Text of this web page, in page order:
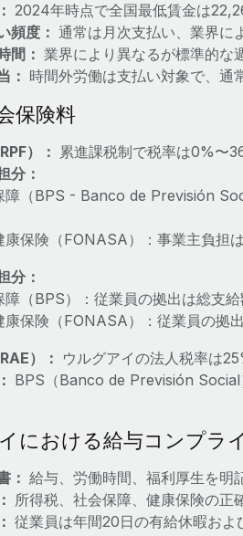
2024年時点で全国最低賃金は
頻度： 通常は月次支払い、業界に
間： 業界により異なるが標準的
： 時間外労働は支払い対象で、通
保険料
）：
累進課税制で税率は0%〜
分：
障（BPS - Banco de Previsión
康保険（FONASA）：事業主負担
分：
障（BPS）：従業員の拠出は総支給
康保険（FONASA）：従業員の拠
）： ウルグアイの法人税率は
BPS（Banco de Previsión
における給与コンプラ
： 給与、労働時間、福利厚生を明
所得税、社会保障、健康保険の正
従業員は年間20日の有給休暇およ